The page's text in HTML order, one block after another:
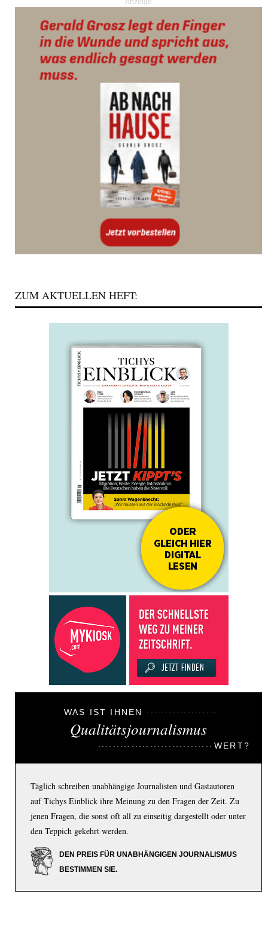
Anzeige
ZUM AKTUELLEN HEFT:
WAS IST IHNEN
Qualitätsjournalismus
WERT?
Täglich schreiben unabhängige Journalisten und Gastautoren
auf Tichys Einblick ihre Meinung zu den Fragen der Zeit. Zu
jenen Fragen, die sonst oft all zu einseitig dargestellt oder unter
den Teppich gekehrt werden.
DEN PREIS FÜR UNABHÄNGIGEN JOURNALISMUS
BESTIMMEN SIE.